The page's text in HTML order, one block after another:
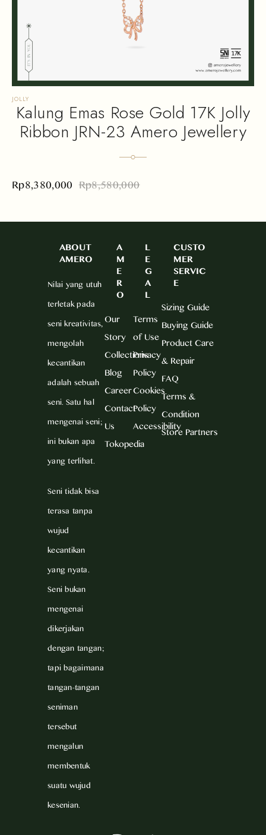
JOLLY
Kalung Emas Rose Gold 17K Jolly
Ribbon JRN-23 Amero Jewellery
Rp8,580,000
Rp8,380,000
ABOUT
AMERO
Nilai yang utuh
terletak pada
seni kreativitas,
mengolah
kecantikan
adalah sebuah
seni. Satu hal
mengenai seni;
ini bukan apa
yang terlihat.
Seni tidak bisa
terasa tanpa
wujud
kecantikan
yang nyata.
Seni bukan
mengenai
dikerjakan
dengan tangan;
tapi bagaimana
tangan-tangan
seniman
tersebut
mengalun
membentuk
suatu wujud
kesenian.
A
M
E
R
O
Our
Story
Collections
Blog
Career
Contact
Us
Tokopedia
L
E
G
A
L
Terms
of Use
Privacy
Policy
Cookies
Policy
Accessibility
CUSTO
MER
SERVIC
E
Sizing Guide
Buying Guide
Product Care
& Repair
FAQ
Terms &
Condition
Store Partners